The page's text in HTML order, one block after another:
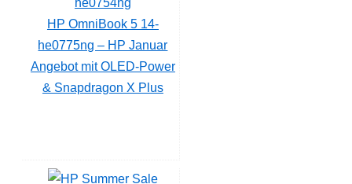
HP OmniBook 5 14-
he0775ng – HP Januar
Angebot mit OLED-Power
& Snapdragon X Plus